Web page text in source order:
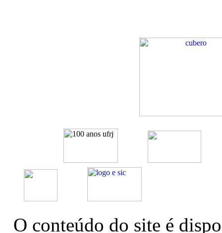
O conteúdo do site é